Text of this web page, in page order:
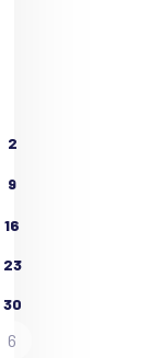
2
9
16
23
30
6